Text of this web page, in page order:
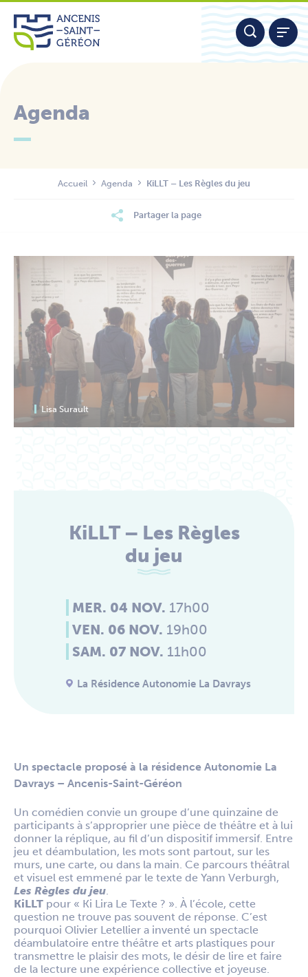
Aller
contenu
Agenda
Accueil Agenda KiLLT – Les Règles du jeu
Partager la page
Lisa Surault
KiLLT – Les Règles
du jeu
MER. 04 NOV. 17h00
VEN. 06 NOV. 19h00
SAM. 07 NOV. 11h00
La Résidence Autonomie La Davrays
Un spectacle proposé à la résidence Autonomie La
Davrays – Ancenis-Saint-Géréon
Un comédien convie un groupe d’une quinzaine de
participants à s’approprier une pièce de théâtre et à lui
donner la réplique, au fil d’un dispositif immersif. Entre
jeu et déambulation, les mots sont partout, sur les
murs, une carte, ou dans la main. Ce parcours théâtral
et visuel est emmené par le texte de Yann Verburgh,
Les Règles du jeu.
KiLLT pour « Ki Lira Le Texte ? ». À l’école, cette
question ne trouve pas souvent de réponse. C’est
pourquoi Olivier Letellier a inventé un spectacle
déambulatoire entre théâtre et arts plastiques pour
transmettre le plaisir des mots, le désir de lire et faire
de la lecture une expérience collective et joyeuse.
Panneau de gestion des cookies